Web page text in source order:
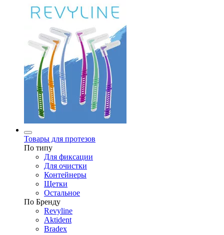
Товары для протезов
По типу
Для фиксации
Для очистки
Контейнеры
Щетки
Остальное
По Бренду
Revyline
Aktident
Bradex